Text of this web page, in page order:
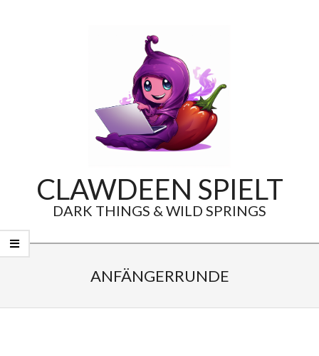
CLAWDEEN SPIELT
DARK THINGS & WILD SPRINGS
Secondary
ANFÄNGERRUNDE